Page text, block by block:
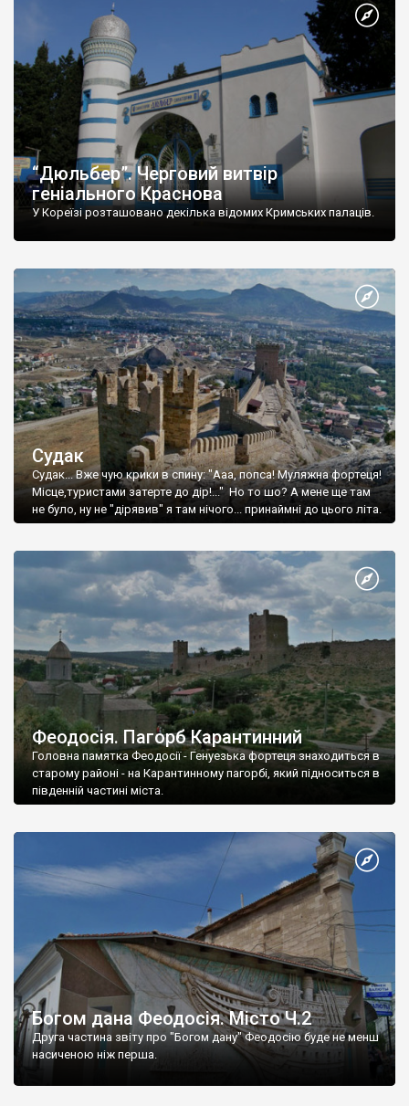
“Дюльбер”. Черговий витвір
геніального Краснова
У Кореїзі розташовано декілька відомих Кримських палаців.
Судак
Судак... Вже чую крики в спину: "Ааа, попса! Муляжна фортеця!
Місце,туристами затерте до дір!..." Но то шо? А мене ще там
не було, ну не "дірявив" я там нічого... принаймні до цього літа.
Феодосія. Пагорб Карантинний
Головна памятка Феодосії - Генуезька фортеця знаходиться в
старому районі - на Карантинному пагорбі, який підноситься в
південній частині міста.
Богом дана Феодосія. Місто Ч.2
Друга частина звіту про "Богом дану" Феодосію буде не менш
насиченою ніж перша.